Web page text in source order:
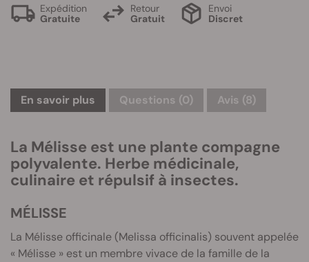
Expédition
Gratuite
Retour
Gratuit
Envoi
Discret
En savoir plus Questions (0) Avis (8)
La Mélisse est une plante compagne
polyvalente. Herbe médicinale,
culinaire et répulsif à insectes.
MÉLISSE
La Mélisse officinale (Melissa officinalis) souvent appelée
« Mélisse » est un membre vivace de la famille de la